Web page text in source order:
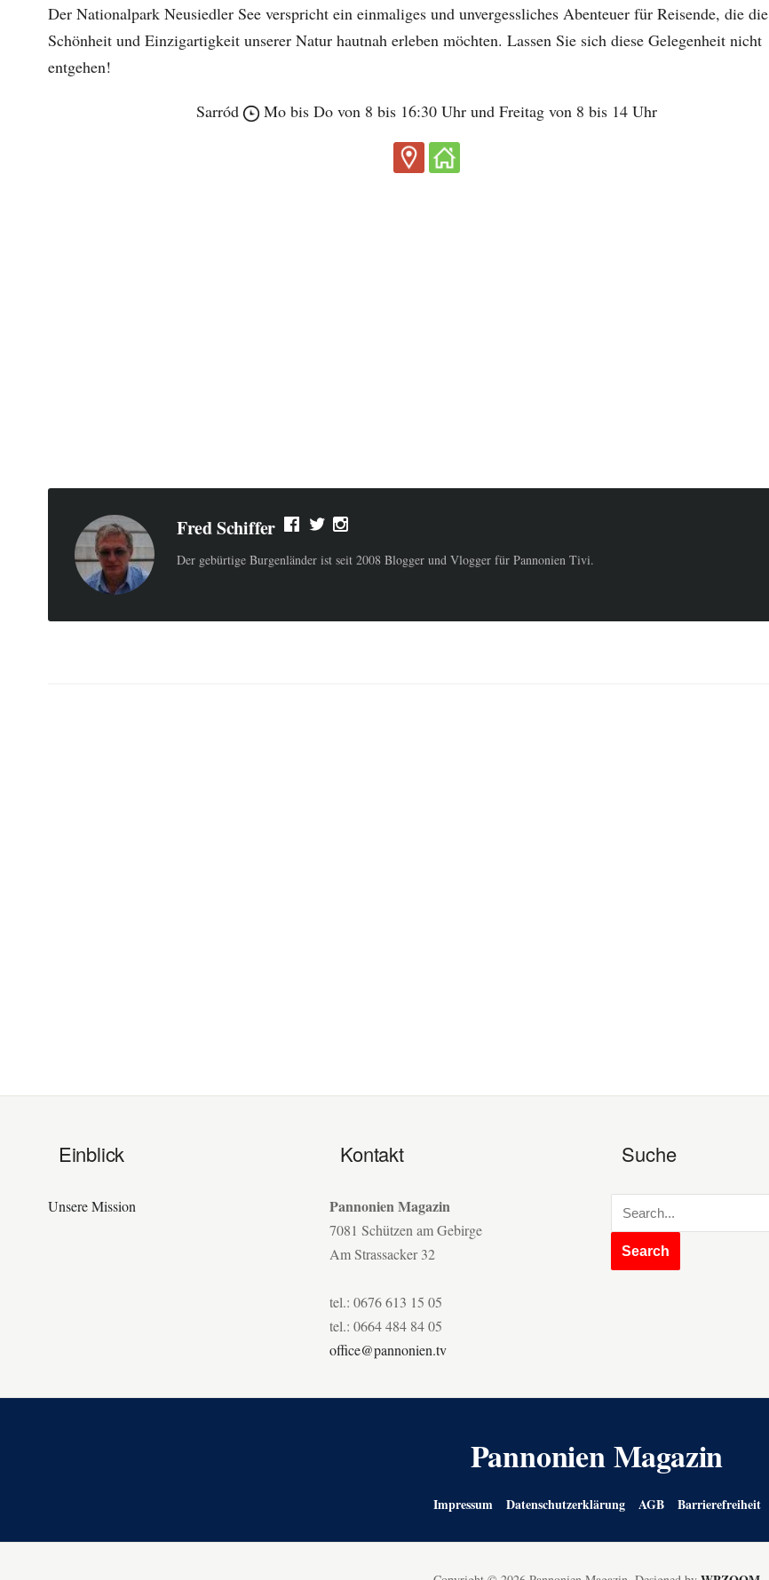
Der Nationalpark Neusiedler See verspricht ein einmaliges und unvergessliches Abenteuer für Reisende, die die
Schönheit und Einzigartigkeit unserer Natur hautnah erleben möchten. Lassen Sie sich diese Gelegenheit nicht
entgehen!
Sarród Mo bis Do von 8 bis 16:30 Uhr und Freitag von 8 bis 14 Uhr
Fred Schiffer
Der gebürtige Burgenländer ist seit 2008 Blogger und Vlogger für Pannonien Tivi.
Einblick
Unsere Mission
Kontakt
Pannonien Magazin
7081 Schützen am Gebirge
Am Strassacker 32
tel.: 0676 613 15 05
tel.: 0664 484 84 05
office@pannonien.tv
Suche
Pannonien Magazin
Impressum Datenschutzerklärung AGB Barrierefreiheit